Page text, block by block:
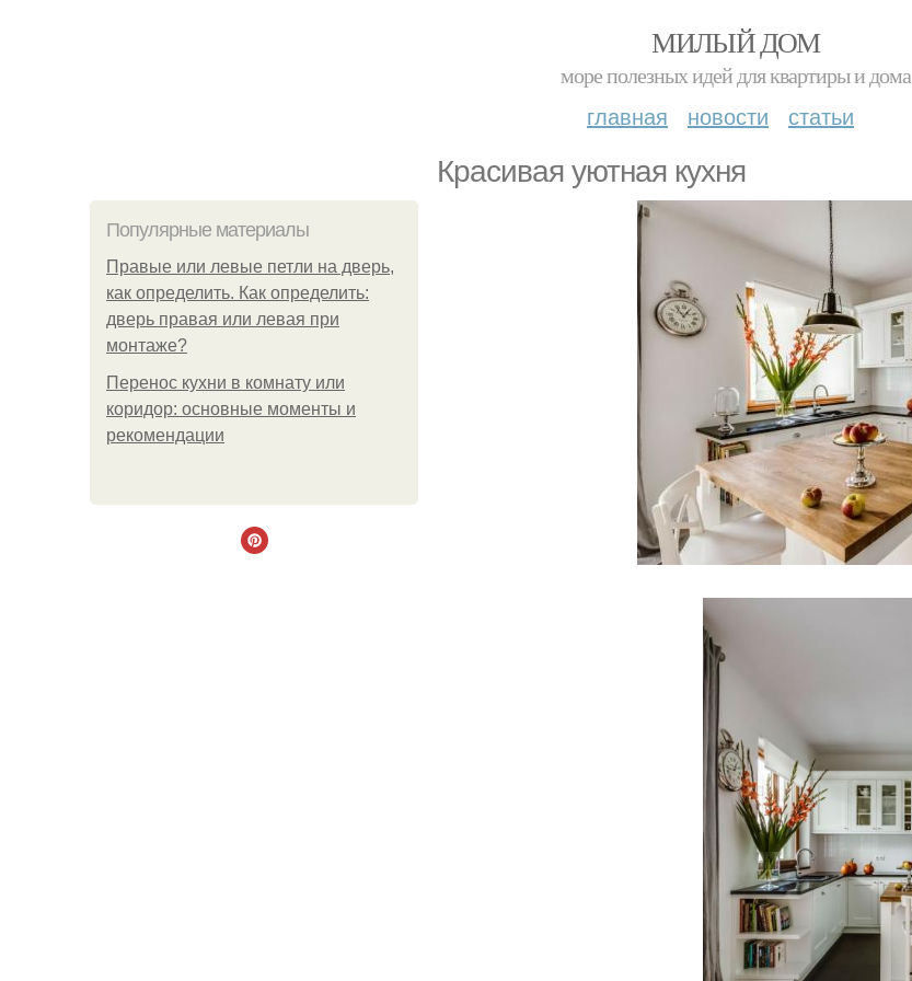
МИЛЫЙ ДОМ
море полезных идей для квартиры и дома
главная новости статьи
Красивая уютная кухня
Популярные материалы
Правые или левые петли на дверь,
как определить. Как определить:
дверь правая или левая при
монтаже?
Перенос кухни в комнату или
коридор: основные моменты и
рекомендации